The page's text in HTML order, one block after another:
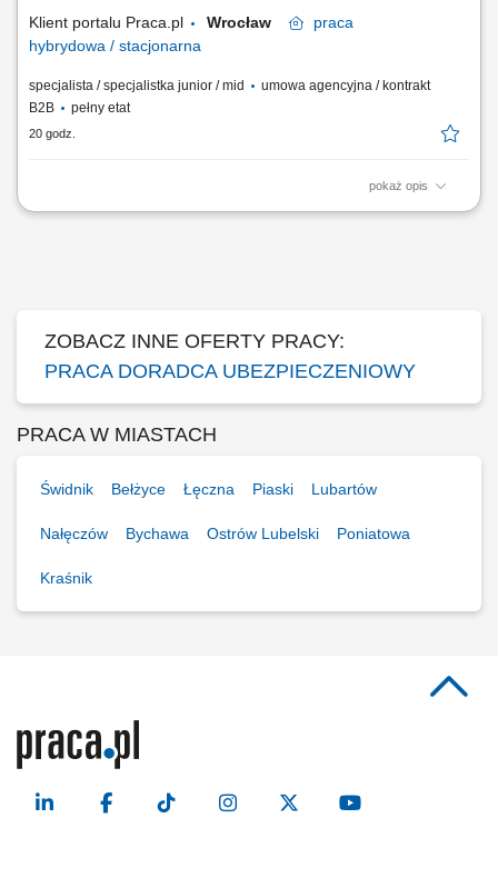
Klient portalu Praca.pl Wrocław
praca
hybrydowa / stacjonarna
specjalista / specjalistka junior / mid
umowa agencyjna / kontrakt
B2B
pełny etat
20 godz.
pokaż opis
Budowanie i pozyskiwanie własnego portfela klientów oraz relacji
ZOBACZ INNE OFERTY PRACY:
PRACA DORADCA UBEZPIECZENIOWY
PRACA W MIASTACH
Świdnik Bełżyce Łęczna Piaski Lubartów
Nałęczów Bychawa Ostrów Lubelski Poniatowa
Kraśnik